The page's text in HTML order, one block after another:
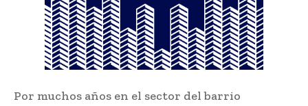
Por muchos años en el sector del barrio